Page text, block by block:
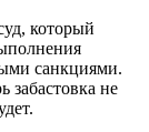
который
санкциями.
не